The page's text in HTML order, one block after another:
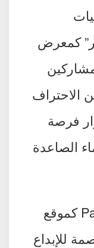
كمعرض
الاحتراف
فرصة
الصاعدة
ويؤكد اختيار Paus Club Dubai كموقع
للإبداع